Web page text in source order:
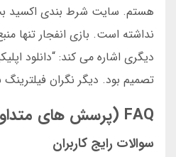
هستم. سایت شرط بندی اکسید
نداشته است. بازی انفجار تنها
دیگری اشاره می کند: “دانلود
تصمیم بود. دیگر نگران فیلترینگ
FAQ (پرسش های متداول)
سوالات رایج کاربران